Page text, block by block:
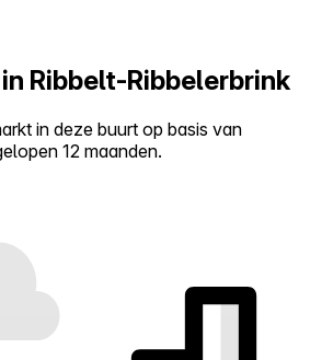
Ribbelt-Ribbelerbrink
in deze buurt op basis van
12 maanden.